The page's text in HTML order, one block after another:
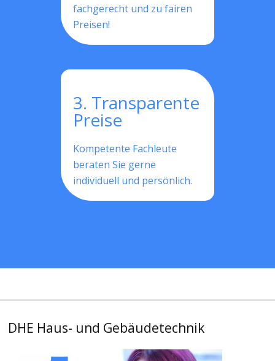
fachgerecht und zu fairen
Preisen!
3. Transparente
Preise
Kompetente Fachleute
beraten Sie gerne
individuell und persönlich.
DHE Haus- und Gebäudetechnik